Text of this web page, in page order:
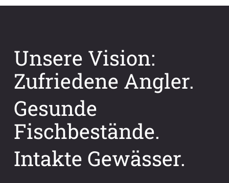
Unsere Vision:
Zufriedene Angler.
Gesunde
Fischbestände.
Intakte Gewässer.